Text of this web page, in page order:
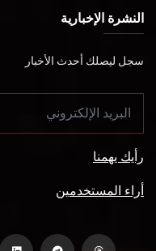
النشرة الإخبارية
سجل ليصلك أحدث الأخبار
رأيك يهمنا
أراء المستخدمين